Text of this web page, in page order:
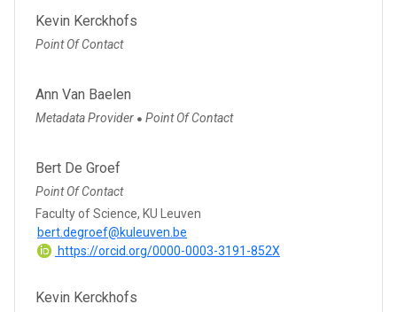
Kevin Kerckhofs
Point Of Contact
Ann Van Baelen
Metadata Provider ● Point Of Contact
Bert De Groef
Point Of Contact
Faculty of Science, KU Leuven
bert.degroef@kuleuven.be
https://orcid.org/0000-0003-3191-852X
Kevin Kerckhofs